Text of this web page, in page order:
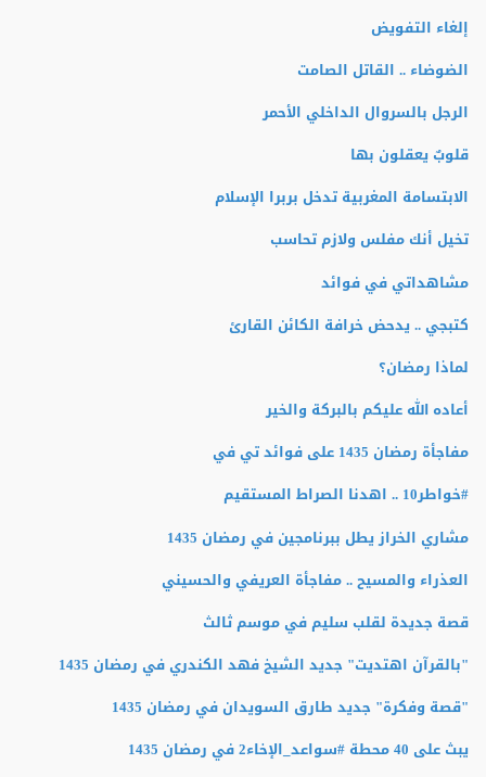
إلغاء التفويض
الضوضاء .. القاتل الصامت
الرجل بالسروال الداخلي الأحمر
قلوبٌ يعقلون بها
الابتسامة المغربية تدخل بربرا الإسلام
تخيل أنك مفلس ولازم تحاسب
مشاهداتي في فوائد
كتبجي .. يدحض خرافة الكائن القارئ
لماذا رمضان؟
أعاده الله عليكم بالبركة والخير
مفاجأة رمضان 1435 على فوائد تي في
#خواطر10 .. اهدنا الصراط المستقيم
مشاري الخراز يطل ببرنامجين في رمضان 1435
العذراء والمسيح .. مفاجأة العريفي والحسيني
قصة جديدة لقلب سليم في موسم ثالث
"بالقرآن اهتديت" جديد الشيخ فهد الكندري في رمضان 1435
"قصة وفكرة" جديد طارق السويدان في رمضان 1435
يبث على 40 محطة #سواعد_الإخاء2 في رمضان 1435